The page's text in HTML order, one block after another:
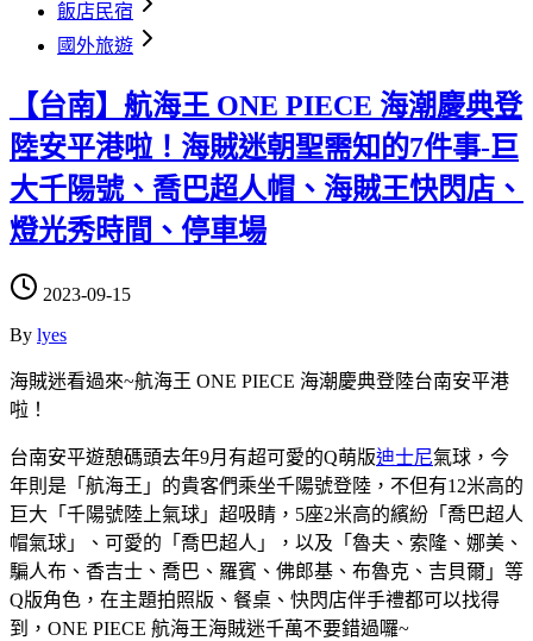
飯店民宿
國外旅遊
【台南】航海王 ONE PIECE 海潮慶典登
陸安平港啦！海賊迷朝聖需知的7件事-巨
大千陽號、喬巴超人帽、海賊王快閃店、
燈光秀時間、停車場
2023-09-15
By lyes
海賊迷看過來~航海王 ONE PIECE 海潮慶典登陸台南安平港
啦！
台南安平遊憩碼頭去年9月有超可愛的Q萌版迪士尼氣球，今
年則是「航海王」的貴客們乘坐千陽號登陸，不但有12米高的
巨大「千陽號陸上氣球」超吸睛，5座2米高的繽紛「喬巴超人
帽氣球」、可愛的「喬巴超人」，以及「魯夫、索隆、娜美、
騙人布、香吉士、喬巴、羅賓、佛郎基、布魯克、吉貝爾」等
Q版角色，在主題拍照版、餐桌、快閃店伴手禮都可以找得
到，ONE PIECE 航海王海賊迷千萬不要錯過囉~